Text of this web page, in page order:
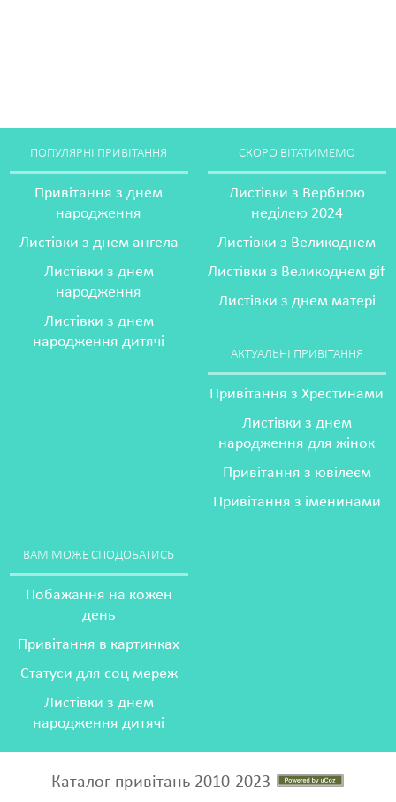
ПОПУЛЯРНІ ПРИВІТАННЯ
Привітання з днем
народження
Листівки з днем ангела
Листівки з днем
народження
Листівки з днем
народження дитячі
СКОРО ВІТАТИМЕМО
Листівки з Вербною
неділею 2024
Листівки з Великоднем
Листівки з Великоднем gif
Листівки з днем матері
АКТУАЛЬНІ ПРИВІТАННЯ
Привітання з Хрестинами
Листівки з днем
народження для жінок
Привітання з ювілеєм
Привітання з іменинами
ВАМ МОЖЕ СПОДОБАТИСЬ
Побажання на кожен
день
Привітання в картинках
Статуси для соц мереж
Листівки з днем
народження дитячі
Каталог привітань 2010-2023